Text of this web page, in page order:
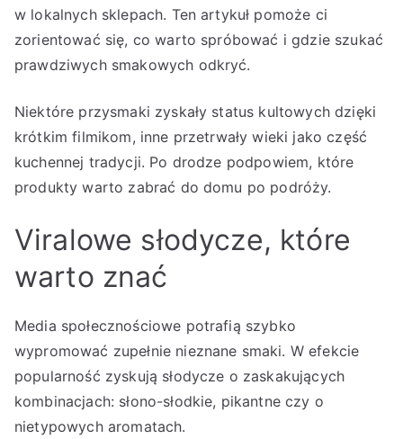
w lokalnych sklepach. Ten artykuł pomoże ci
zorientować się, co warto spróbować i gdzie szukać
prawdziwych smakowych odkryć.
Niektóre przysmaki zyskały status kultowych dzięki
krótkim filmikom, inne przetrwały wieki jako część
kuchennej tradycji. Po drodze podpowiem, które
produkty warto zabrać do domu po podróży.
Viralowe słodycze, które
warto znać
Media społecznościowe potrafią szybko
wypromować zupełnie nieznane smaki. W efekcie
popularność zyskują słodycze o zaskakujących
kombinacjach: słono-słodkie, pikantne czy o
nietypowych aromatach.